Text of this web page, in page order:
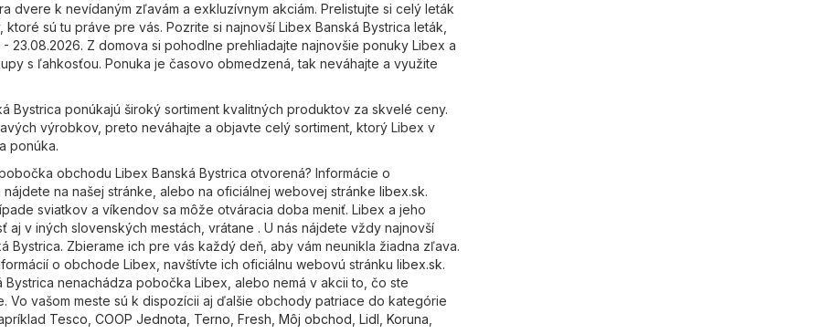
dvere k nevídaným zľavám a exkluzívnym akciám. Prelistujte si celý leták
sú tu práve pre vás. Pozrite si najnovší Libex Banská Bystrica leták,
- 23.08.2026. Z domova si pohodlne prehliadajte najnovšie ponuky Libex a
s ľahkosťou. Ponuka je časovo obmedzená, tak neváhajte a využite
Bystrica ponúkajú široký sortiment kvalitných produktov za skvelé ceny.
výrobkov, preto neváhajte a objavte celý sortiment, ktorý Libex v
ponúka.
obchodu Libex Banská Bystrica otvorená? Informácie o
na našej stránke, alebo na oficiálnej webovej stránke libex.sk.
sviatkov a víkendov sa môže otváracia doba meniť. Libex a jeho
aj v iných slovenských mestách, vrátane . U nás nájdete vždy najnovší
Bystrica. Zbierame ich pre vás každý deň, aby vám neunikla žiadna zľava.
o obchode Libex, navštívte ich oficiálnu webovú stránku libex.sk.
Bystrica nenachádza pobočka Libex, alebo nemá v akcii to, čo ste
Vo vašom meste sú k dispozícii aj ďalšie obchody patriace do kategórie
Tesco, COOP Jednota, Terno, Fresh, Môj obchod, Lidl , Koruna,